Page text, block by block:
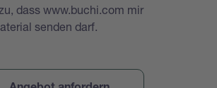
dass www.buchi.com mir
senden darf.